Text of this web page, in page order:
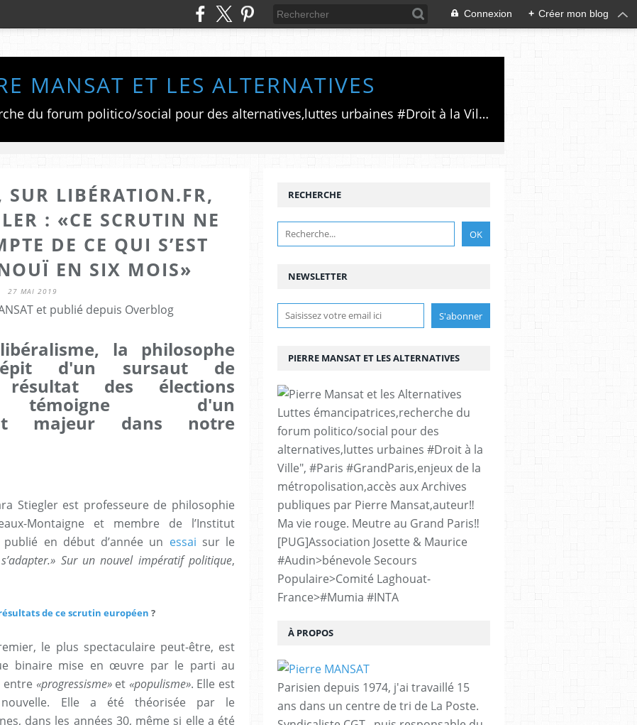
Connexion + Créer mon blog
MANSAT ET LES ALTERNATIVES
Luttes émancipatrices,recherche du forum politico/social pour des alternatives,luttes urbaines #Droit à la Ville", #Paris #GrandParis,enjeux de la métropolisation,accès aux Archives publiques par Pierre Mansat,auteur‼️Ma vie rouge. Meutre au Grand Paris‼️[PUG]Association Josette & Maurice #Audin>bénevole Secours Populaire>Comité Laghouat-France>#Mumia #INTA
SUR LIBÉRATION.FR,
: «CE SCRUTIN NE
DE CE QUI S’EST
EN SIX MOIS»
27 MAI 2019
et publié depuis Overblog
la philosophe
d'un sursaut de
des élections
témoigne d'un
majeur dans notre
Stiegler est professeure de philosophie
Montaigne et membre de l’Institut
en début d’année un essai sur le
Sur un nouvel impératif politique,
de ce scrutin européen ?
le plus spectaculaire peut-être, est
binaire mise en œuvre par le parti au
entre «progressisme»et «populisme». Elle est
Elle a été théorisée par le
dans les années 30, même si elle a été
NEWSLETTER
RECHERCHE
PIERRE MANSAT ET LES ALTERNATIVES
Luttes émancipatrices,recherche du
forum politico/social pour des
alternatives,luttes urbaines #Droit à la
Ville", #Paris #GrandParis,enjeux de la
métropolisation,accès aux Archives
publiques par Pierre Mansat,auteur‼️
Ma vie rouge. Meutre au Grand Paris‼️
[PUG]Association Josette & Maurice
#Audin>bénevole Secours
Populaire>Comité Laghouat-
France>#Mumia #INTA
À PROPOS
Parisien depuis 1974, j'ai travaillé 15
ans dans un centre de tri de La Poste.